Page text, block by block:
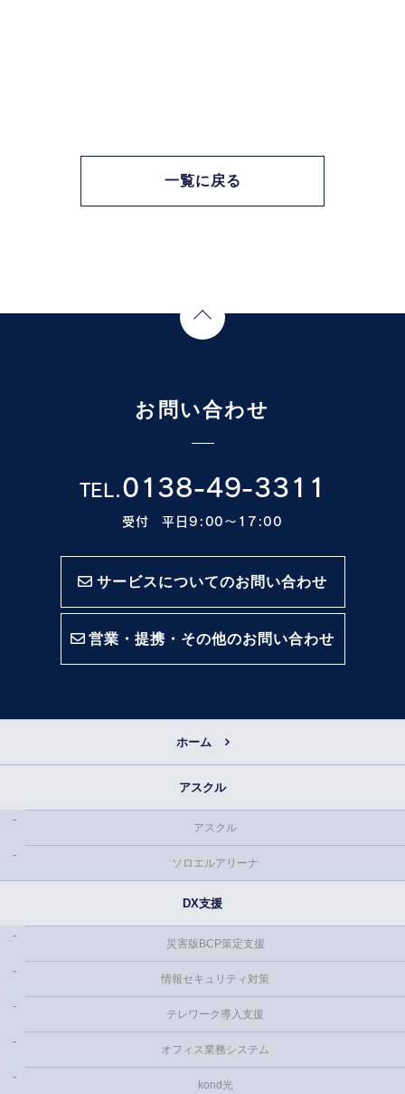
一覧に戻る
お問い合わせ
TEL.0138-49-3311
受付 平日9:00〜17:00
サービスについてのお問い合わせ
営業・提携・その他のお問い合わせ
ホーム
アスクル
アスクル
ソロエルアリーナ
DX支援
災害版BCP策定支援
情報セキュリティ対策
テレワーク導入支援
オフィス業務システム
kond光